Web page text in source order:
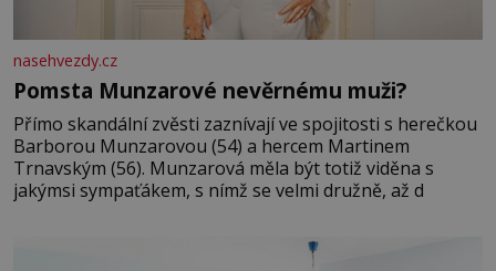
nasehvezdy.cz
Pomsta Munzarové nevěrnému muži?
Přímo skandální zvěsti zaznívají ve spojitosti s herečkou
Barborou Munzarovou (54) a hercem Martinem
Trnavským (56). Munzarová měla být totiž viděna s
jakýmsi sympaťákem, s nímž se velmi družně, až d